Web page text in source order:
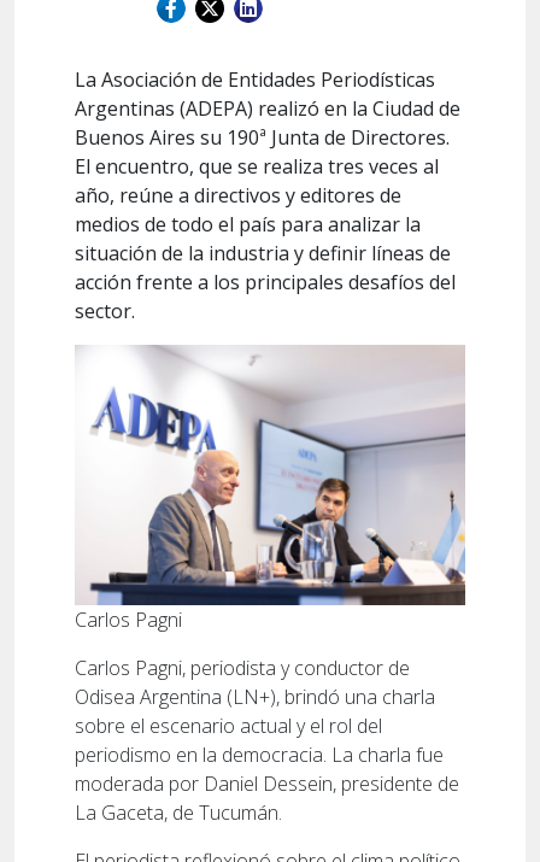
La Asociación de Entidades Periodísticas
Argentinas (ADEPA) realizó en la Ciudad de
Buenos Aires su 190ª Junta de Directores.
El encuentro, que se realiza tres veces al
año, reúne a directivos y editores de
medios de todo el país para analizar la
situación de la industria y definir líneas de
acción frente a los principales desafíos del
sector.
Carlos Pagni
Carlos Pagni, periodista y conductor de
Odisea Argentina (LN+), brindó una charla
sobre el escenario actual y el rol del
periodismo en la democracia. La charla fue
moderada por Daniel Dessein, presidente de
La Gaceta, de Tucumán.